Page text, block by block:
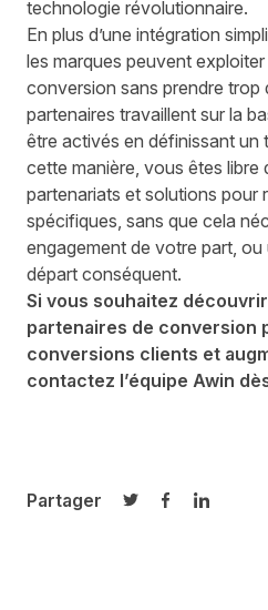
technologie révolutionnaire.
En plus d’une intégration
les marques peuvent
conversion sans prendre trop
partenaires travaillent sur la
être activés en définissant un
cette manière, vous êtes libre
partenariats et solutions pour
spécifiques, sans que cela
engagement de votre part,
départ conséquent.
Si vous souhaitez
partenaires de conversion
conversions clients et
contactez l’équipe Awin
Partager
Partager sur
Partager sur